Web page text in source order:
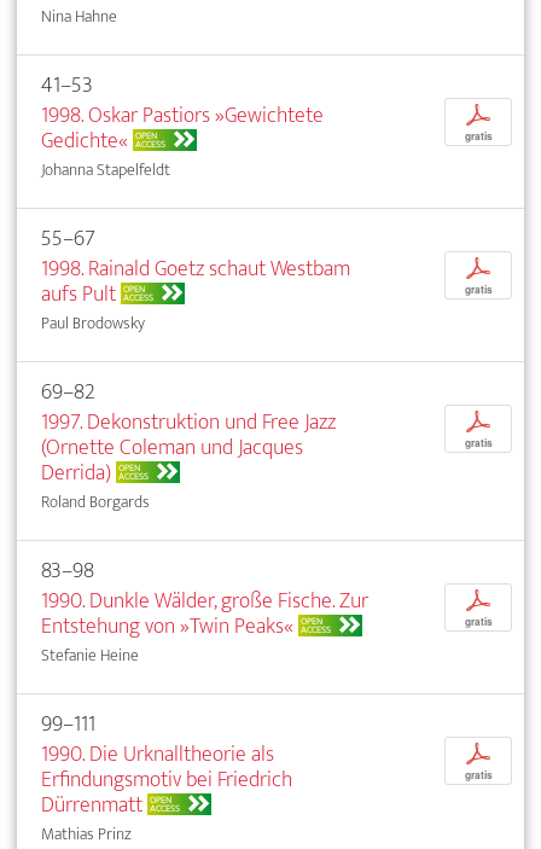
Nina Hahne
41–53
1998. Oskar Pastiors »Gewichtete
Gedichte« OPEN
ACCESS
Johanna Stapelfeldt
p
gratis
55–67
1998. Rainald Goetz schaut Westbam
aufs Pult OPEN
ACCESS
Paul Brodowsky
p
gratis
69–82
1997. Dekonstruktion und Free Jazz
(Ornette Coleman und Jacques
Derrida) OPEN
ACCESS
Roland Borgards
p
gratis
83–98
1990. Dunkle Wälder, große Fische. Zur
Entstehung von »Twin Peaks« OPEN
ACCESS
Stefanie Heine
p
gratis
99–111
1990. Die Urknalltheorie als
Erfindungsmotiv bei Friedrich
Dürrenmatt OPEN
ACCESS
Mathias Prinz
p
gratis